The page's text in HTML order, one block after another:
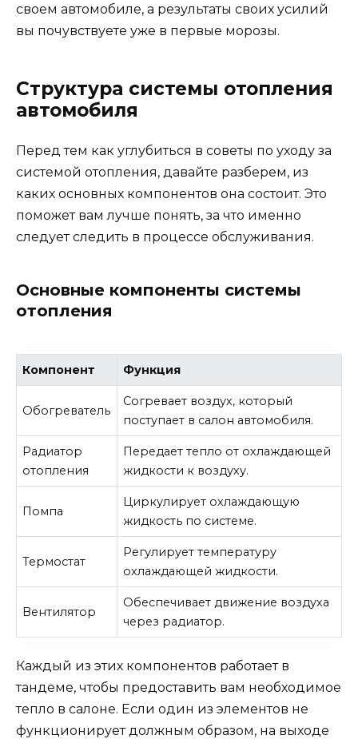
своем автомобиле, а результаты своих усилий
вы почувствуете уже в первые морозы.
Структура системы отопления
автомобиля
Перед тем как углубиться в советы по уходу за
системой отопления, давайте разберем, из
каких основных компонентов она состоит. Это
поможет вам лучше понять, за что именно
следует следить в процессе обслуживания.
Основные компоненты системы
отопления
Компонент Функция
Обогреватель
Согревает воздух, который
поступает в салон автомобиля.
Радиатор
отопления
Передает тепло от охлаждающей
жидкости к воздуху.
Помпа
Циркулирует охлаждающую
жидкость по системе.
Термостат
Регулирует температуру
охлаждающей жидкости.
Вентилятор
Обеспечивает движение воздуха
через радиатор.
Каждый из этих компонентов работает в
тандеме, чтобы предоставить вам необходимое
тепло в салоне. Если один из элементов не
функционирует должным образом, на выходе